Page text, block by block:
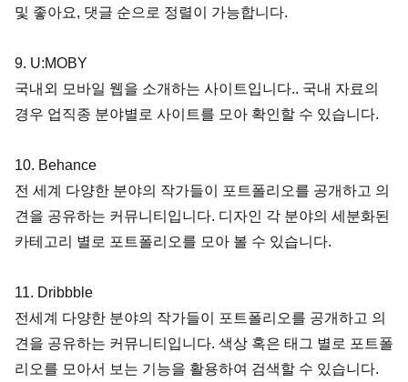
및 좋아요, 댓글 순으로 정렬이 가능합니다.
9. U:MOBY
국내외 모바일 웹을 소개하는 사이트입니다.. 국내 자료의
경우 업직종 분야별로 사이트를 모아 확인할 수 있습니다.
10. Behance
전 세계 다양한 분야의 작가들이 포트폴리오를 공개하고 의
견을 공유하는 커뮤니티입니다. 디자인 각 분야의 세분화된
카테고리 별로 포트폴리오를 모아 볼 수 있습니다.
11. Dribbble
전세계 다양한 분야의 작가들이 포트폴리오를 공개하고 의
견을 공유하는 커뮤니티입니다. 색상 혹은 태그 별로 포트폴
리오를 모아서 보는 기능을 활용하여 검색할 수 있습니다.